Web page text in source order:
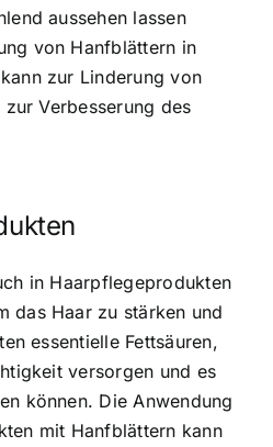
aussehen lassen
von Hanfblättern in
zur Linderung von
Verbesserung des
in Haarpflegeprodukten
das Haar zu stärken und
essentielle Fettsäuren,
versorgen und es
können. Die Anwendung
mit Hanfblättern kann